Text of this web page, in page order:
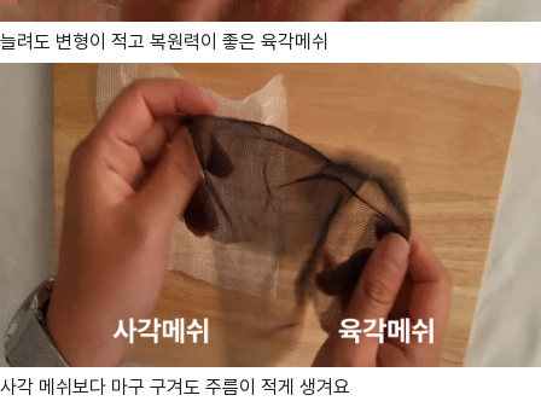
늘려도 변형이 적고 복원력이 좋은 육각메쉬
사각 메쉬보다 마구 구겨도 주름이 적게 생겨요